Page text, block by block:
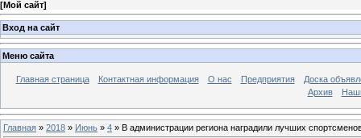
[Мой сайт]
Вход на сайт
Меню сайта
Главная страница Контактная информация О нас Предприятия
Доска
Архив
Главная » 2018 » Июнь » 4 » В администрации региона наградили лучших